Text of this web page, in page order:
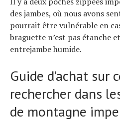
des jambes, où nous avons
pourrait être vulnérable en
braguette n’est pas étanche
entrejambe humide.
Guide d’achat sur
rechercher dans
de montagne